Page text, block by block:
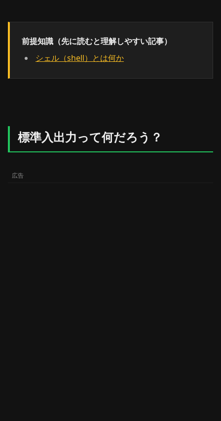
前提知識（先に読むと理解しやすい記事）
シェル（shell）とは何か
標準入出力って何だろう？